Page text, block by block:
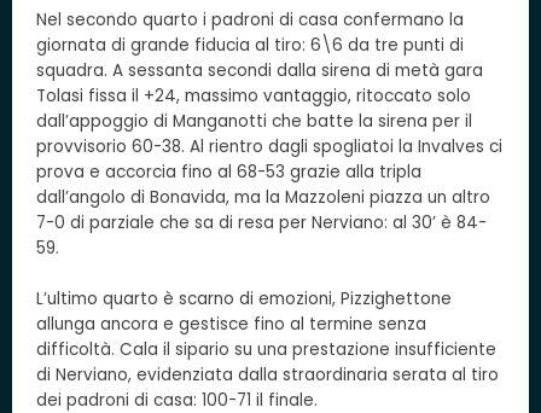
Nel secondo quarto i padroni di casa confermano la
giornata di grande fiducia al tiro: 6\6 da tre punti di
squadra. A sessanta secondi dalla sirena di metà gara
Tolasi fissa il +24, massimo vantaggio, ritoccato solo
dall’appoggio di Manganotti che batte la sirena per il
provvisorio 60-38. Al rientro dagli spogliatoi la Invalves ci
prova e accorcia fino al 68-53 grazie alla tripla
dall’angolo di Bonavida, ma la Mazzoleni piazza un altro
7-0 di parziale che sa di resa per Nerviano: al 30’ è 84-
59.
L’ultimo quarto è scarno di emozioni, Pizzighettone
allunga ancora e gestisce fino al termine senza
difficoltà. Cala il sipario su una prestazione insufficiente
di Nerviano, evidenziata dalla straordinaria serata al tiro
dei padroni di casa: 100-71 il finale.